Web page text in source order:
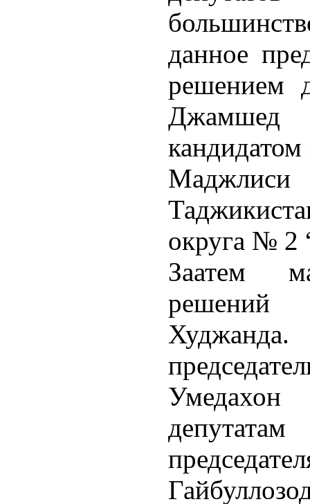
данное
решением
Джамшед
округа № 2
Заатем
решений